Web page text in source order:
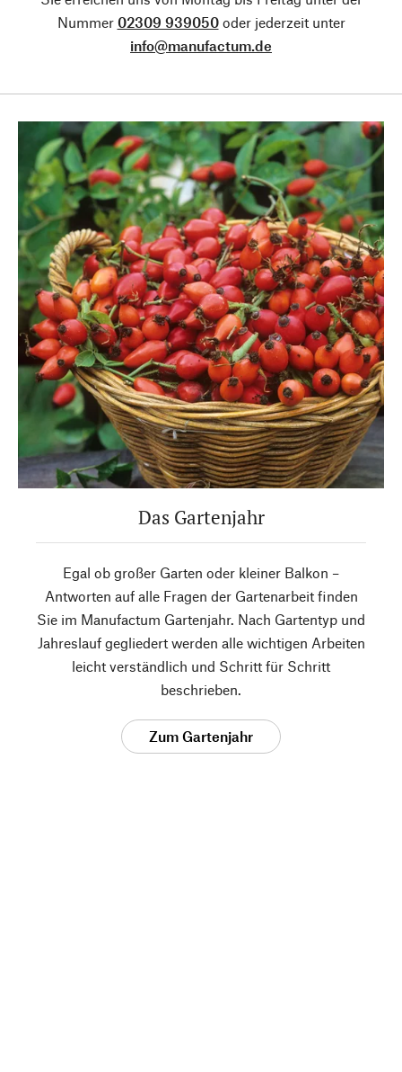
Nummer 02309 939050oder jederzeit unter
info@manufactum.de
Das Gartenjahr
Egal ob großer Garten oder kleiner Balkon –
Antworten auf alle Fragen der Gartenarbeit finden
Sie im Manufactum Gartenjahr. Nach Gartentyp und
Jahreslauf gegliedert werden alle wichtigen Arbeiten
leicht verständlich und Schritt für Schritt
beschrieben.
Zum Gartenjahr